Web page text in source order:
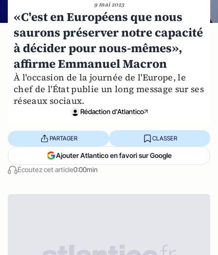
9 mai 2023
«C'est en Européens que nous
saurons préserver notre capacité
à décider pour nous-mêmes»,
affirme Emmanuel Macron
À l'occasion de la journée de l'Europe, le
chef de l'État publie un long message sur ses
réseaux sociaux.
Rédaction d'Atlantico
Écoutez cet article0:00min
PARTAGER CLASSER
Ajouter Atlantico en favori sur Google